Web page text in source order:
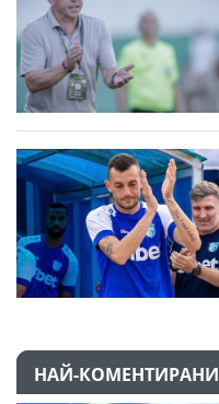
НАЙ-КОМЕНТИРАНИ